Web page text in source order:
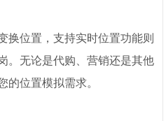
换位置，支持实时位置功能则
。无论是代购、营销还是其他
的位置模拟需求。